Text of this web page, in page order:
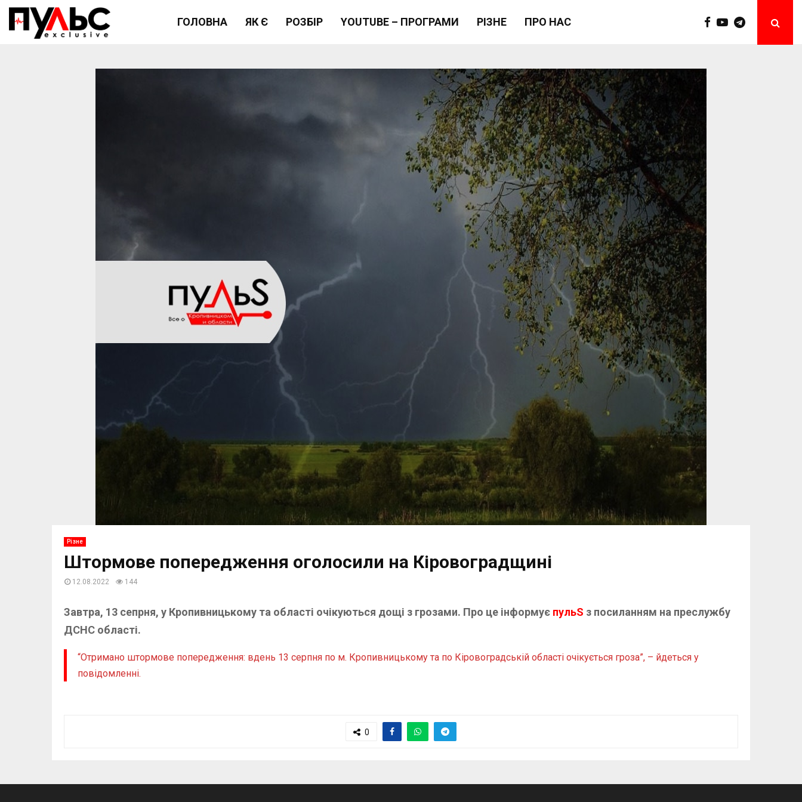
ГОЛОВНА ЯК Є РОЗБІР YOUTUBE – ПРОГРАМИ РІЗНЕ ПРО НАС
Різне
Штормове попередження оголосили на Кіровоградщині
12.08.2022 144
Завтра, 13 сепрня, у Кропивницькому та області очікуються дощі з грозами. Про це інформує пульS з посиланням на преслужбу
ДСНС області.
“Отримано штормове попередження: вдень 13 серпня по м. Кропивницькому та по Кіровоградській області очікується гроза”, – йдеться у
повідомленні.
0